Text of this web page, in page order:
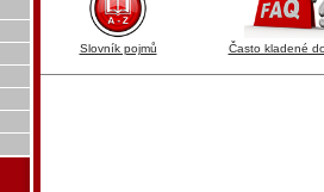
Slovník pojmů Často kladené